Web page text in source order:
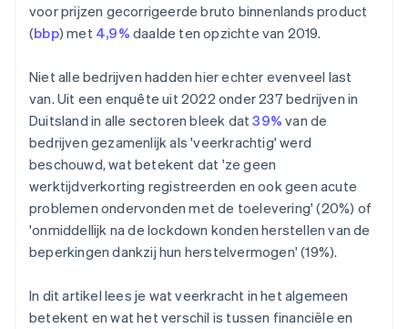
voor prijzen gecorrigeerde bruto binnenlands product
(bbp) met 4,9% daalde ten opzichte van 2019.
Niet alle bedrijven hadden hier echter evenveel last
van. Uit een enquête uit 2022 onder 237 bedrijven in
Duitsland in alle sectoren bleek dat39% van de
bedrijven gezamenlijk als 'veerkrachtig' werd
beschouwd, wat betekent dat 'ze geen
werktijdverkorting registreerden en ook geen acute
problemen ondervonden met de toelevering' (20%) of
'onmiddellijk na de lockdown konden herstellen van de
beperkingen dankzij hun herstelvermogen' (19%).
In dit artikel lees je wat veerkracht in het algemeen
betekent en wat het verschil is tussen financiële en